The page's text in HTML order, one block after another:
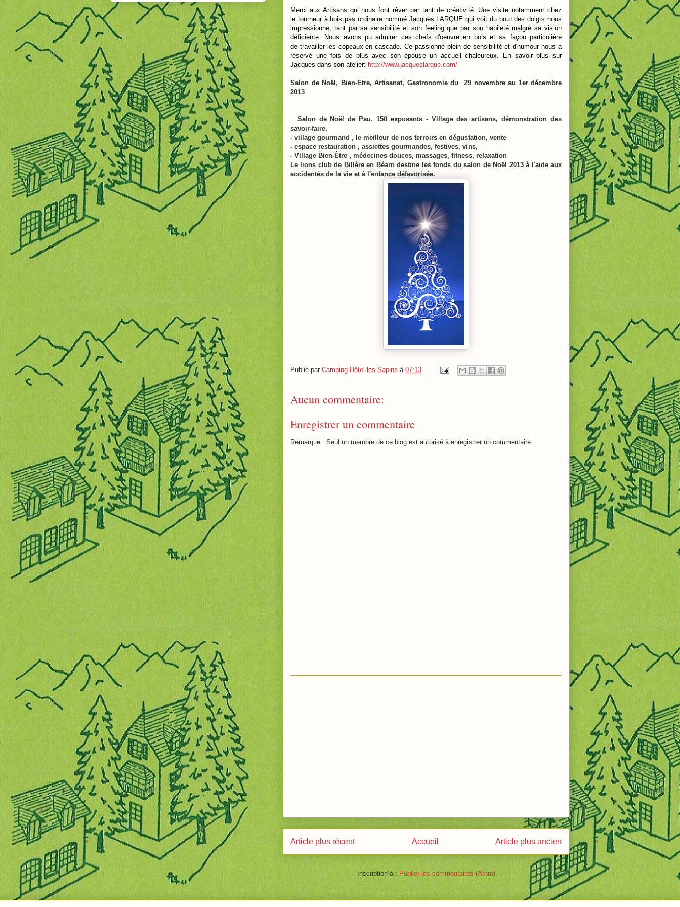
Merci aux Artisans qui nous font rêver par tant de créativité. Une visite notamment chez
le tourneur à bois pas ordinaire nommé Jacques LARQUE qui voit du bout des doigts nous
impressionne, tant par sa sensibilité et son feeling que par son habileté malgré sa vision
déficiente. Nous avons pu admirer ces chefs d'oeuvre en bois et sa façon particulière
de travailler les copeaux en cascade. Ce passionné plein de sensibilité et d'humour nous a
réservé une fois de plus avec son épouse un accueil chaleureux. En savoir plus sur
Jacques dans son atelier: http://www.jacqueslarque.com/
Salon de Noël, Bien-Etre, Artisanat, Gastronomie du 29 novembre au 1er décembre
2013
Salon de Noël de Pau. 150 exposants - Village des artisans, démonstration des
savoir-faire.
- village gourmand , le meilleur de nos terroirs en dégustation, vente
- espace restauration , assiettes gourmandes, festives, vins,
- Village Bien-Être , médecines douces, massages, fitness, relaxation
Le lions club de Billère en Béarn destine les fonds du salon de Noël 2013 à l'aide aux
accidentés de la vie et à l'enfance défavorisée.
Publié par Camping Hôtel les Sapins à 07:13
Aucun commentaire:
Enregistrer un commentaire
Remarque : Seul un membre de ce blog est autorisé à enregistrer un commentaire.
Article plus récent Article plus ancien
Accueil
Inscription à : Publier les commentaires (Atom)